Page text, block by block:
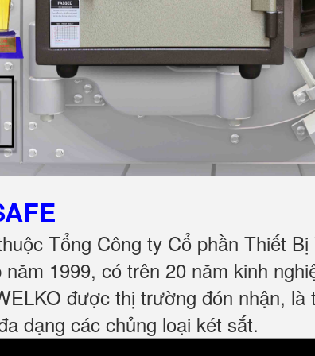
Tổng Công ty Cổ phần Thiết
1999, có trên 20 năm kinh
được thị trường đón nhận, là
dạng các chủng loại két sắt.